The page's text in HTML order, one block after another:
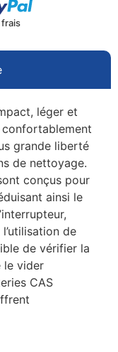
léger et
grande liberté
de nettoyage.
conçus pour
ainsi le
de
de vérifier la
le vider
CAS